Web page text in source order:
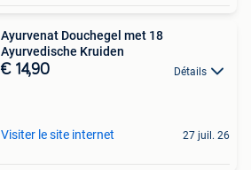
Ayurvenat Douchegel met 18
Ayurvedische Kruiden
€ 14,90 Détails
Visiter le site internet 27 juil. 26